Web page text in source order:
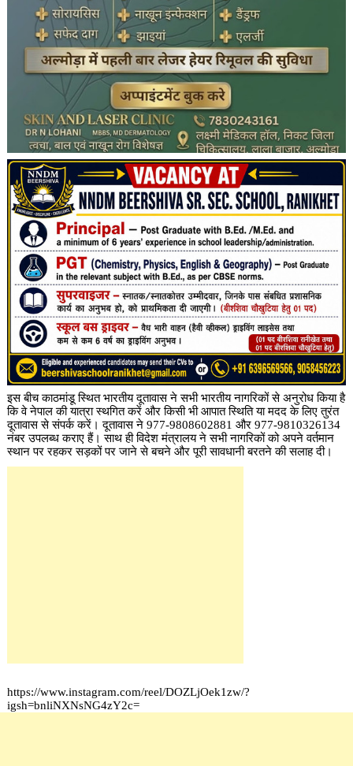
इस बीच काठमांडू स्थित भारतीय दूतावास ने सभी भारतीय नागरिकों से अनुरोध किया है
कि वे नेपाल की यात्रा स्थगित करें और किसी भी आपात स्थिति या मदद के लिए तुरंत
दूतावास से संपर्क करें। दूतावास ने 977-9808602881 और 977-9810326134
नंबर उपलब्ध कराए हैं। साथ ही विदेश मंत्रालय ने सभी नागरिकों को अपने वर्तमान
स्थान पर रहकर सड़कों पर जाने से बचने और पूरी सावधानी बरतने की सलाह दी।
https://www.instagram.com/reel/DOZLjOek1zw/?
igsh=bnliNXNsNG4zY2c=